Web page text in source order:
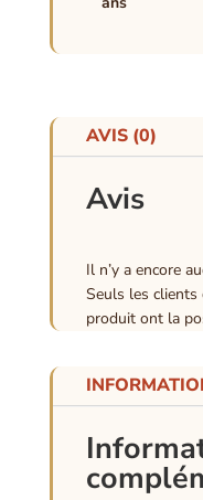
AVIS (0)
Avis
Il n’y a encore
Seuls les clients
produit ont la